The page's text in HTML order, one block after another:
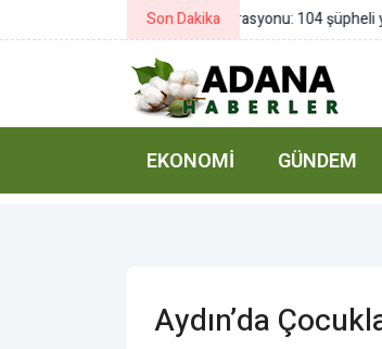
Son Dakika Büyükşehirden
EKONOMI GÜNDEM
Aydın’da